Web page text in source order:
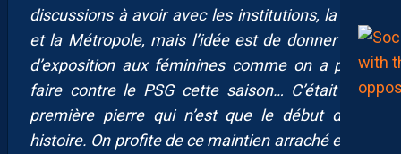
discussions à avoir avec les institutions, la Ville
et la Métropole, mais l’idée est de donner plus
d’exposition aux féminines comme on a pu le
faire contre le PSG cette saison… C’était une
première pierre qui n’est que le début d’une
histoire. On profite de ce maintien arraché et qui